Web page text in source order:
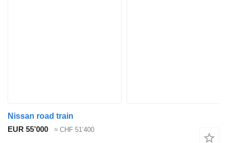
Nissan road train
EUR 55’000
≈ CHF 51’400